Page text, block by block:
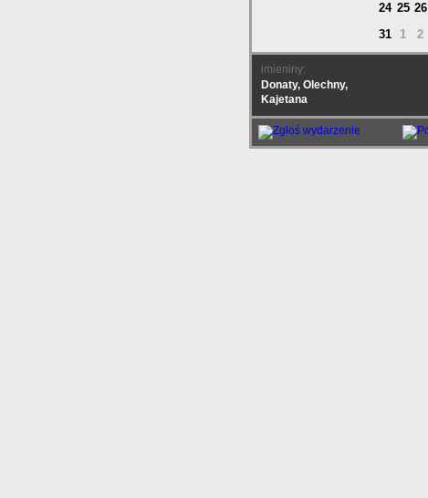
24 25 26
31
1 2
imieniny:
Donaty, Olechny,
Kajetana